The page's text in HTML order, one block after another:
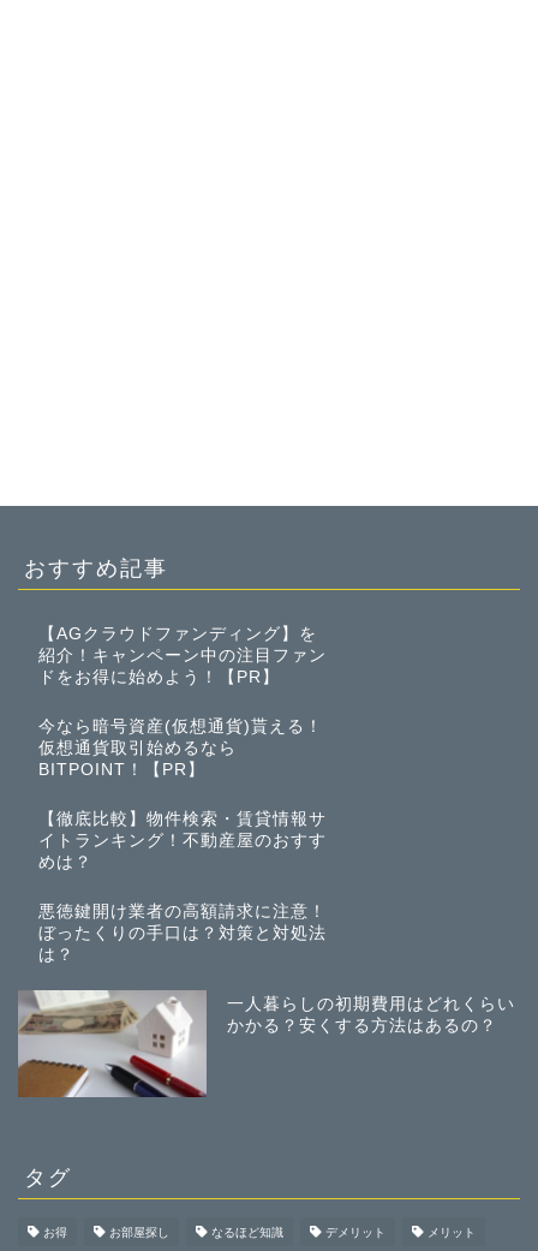
おすすめ記事
【AGクラウドファンディング】を
紹介！キャンペーン中の注目ファン
ドをお得に始めよう！【PR】
今なら暗号資産(仮想通貨)貰える！
仮想通貨取引始めるなら
BITPOINT！【PR】
【徹底比較】物件検索・賃貸情報サ
イトランキング！不動産屋のおすす
めは？
悪徳鍵開け業者の高額請求に注意！
ぼったくりの手口は？対策と対処法
は？
一人暮らしの初期費用はどれくらい
かかる？安くする方法はあるの？
タグ
お得 お部屋探し なるほど知識 デメリット メリット